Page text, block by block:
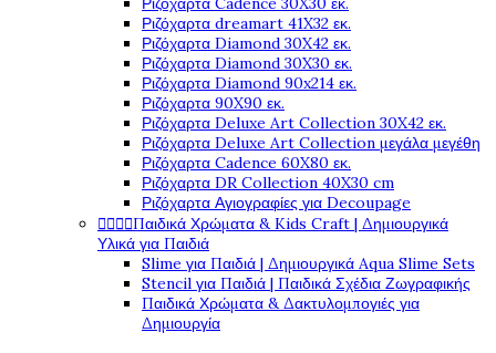
Ριζόχαρτα dreamart 41X32 εκ.
Ριζόχαρτα Diamond 30X42 εκ.
Ριζόχαρτα Diamond 30X30 εκ.
Ριζόχαρτα Diamond 90x214 εκ.
Ριζόχαρτα 90X90 εκ.
Ριζόχαρτα Deluxe Art Collection 30X42 εκ.
Ριζόχαρτα Deluxe Art Collection μεγάλα μεγέθη
Ριζόχαρτα Cadence 60X80 εκ.
Ριζόχαρτα DR Collection 40X30 cm
Ριζόχαρτα Αγιογραφίες για Decoupage
Παιδικά Χρώματα & Kids Craft | Δημιουργικά
Υλικά για Παιδιά
Slime για Παιδιά | Δημιουργικά Aqua Slime Sets
Stencil για Παιδιά | Παιδικά Σχέδια Ζωγραφικής
Παιδικά Χρώματα & Δακτυλομπογιές για
Δημιουργία